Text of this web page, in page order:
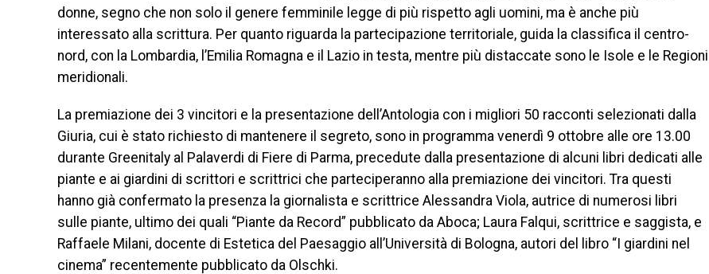
donne, segno che non solo il genere femminile legge di più rispetto agli uomini, ma è anche più
interessato alla scrittura. Per quanto riguarda la partecipazione territoriale, guida la classifica il centro-
nord, con la Lombardia, l’Emilia Romagna e il Lazio in testa, mentre più distaccate sono le Isole e le Regioni
meridionali.
La premiazione dei 3 vincitori e la presentazione dell’Antologia con i migliori 50 racconti selezionati dalla
Giuria, cui è stato richiesto di mantenere il segreto, sono in programma venerdì 9 ottobre alle ore 13.00
durante Greenitaly al Palaverdi di Fiere di Parma, precedute dalla presentazione di alcuni libri dedicati alle
piante e ai giardini di scrittori e scrittrici che parteciperanno alla premiazione dei vincitori. Tra questi
hanno già confermato la presenza la giornalista e scrittrice Alessandra Viola, autrice di numerosi libri
sulle piante, ultimo dei quali “Piante da Record” pubblicato da Aboca; Laura Falqui, scrittrice e saggista, e
Raffaele Milani, docente di Estetica del Paesaggio all’Università di Bologna, autori del libro “I giardini nel
cinema” recentemente pubblicato da Olschki.